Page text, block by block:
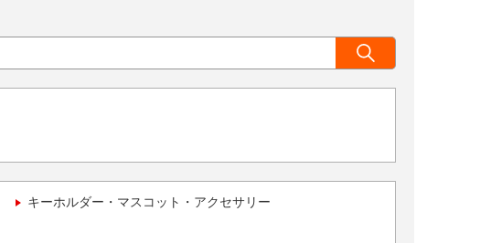
キーホルダー・マスコット・アクセサリー